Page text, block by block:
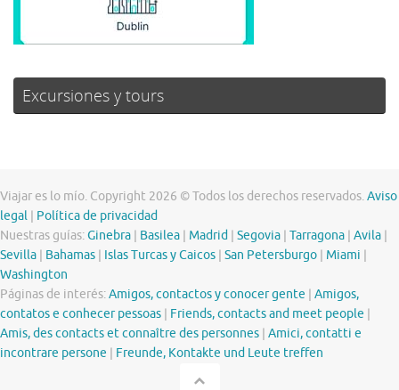
Excursiones y tours
Viajar es lo mío. Copyright 2026 © Todos los derechos reservados.Aviso
legal
Política de privacidad
Nuestras guías:Ginebra Basilea Madrid Segovia Tarragona Avila
Sevilla
Bahamas Islas Turcas y Caicos San Petersburgo Miami
Washington
Páginas de interés:Amigos, contactos y conocer gente
Amigos,
contatos e conhecer pessoas
Friends, contacts and meet people
Amis, des contacts et connaître des personnes Amici, contatti e
incontrare persone
Freunde, Kontakte und Leute treffen